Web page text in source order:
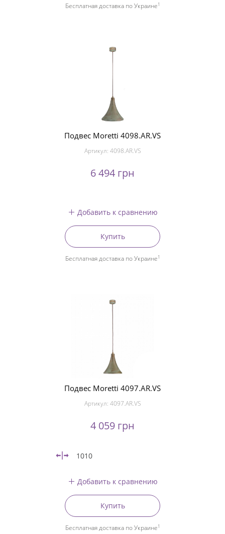
Бесплатная доставка по Украине1
Подвес Moretti 4098.AR.VS
Артикул: 4098.AR.VS
6 494 грн
Добавить к сравнению
Купить
Бесплатная доставка по Украине1
Подвес Moretti 4097.AR.VS
Артикул: 4097.AR.VS
4 059 грн
1010
Добавить к сравнению
Купить
Бесплатная доставка по Украине1